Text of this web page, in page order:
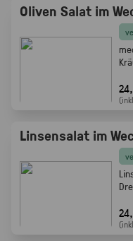
Oliven Salat im
Linsensalat im